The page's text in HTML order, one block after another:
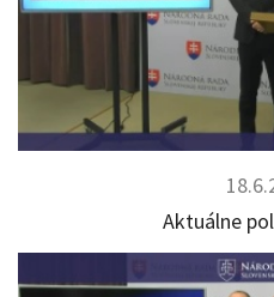
Aktuálne